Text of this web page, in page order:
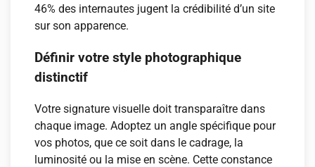
46% des internautes jugent la crédibilité d’un site
sur son apparence.
Définir votre style photographique
distinctif
Votre signature visuelle doit transparaître dans
chaque image. Adoptez un angle spécifique pour
vos photos, que ce soit dans le cadrage, la
luminosité ou la mise en scène. Cette constance